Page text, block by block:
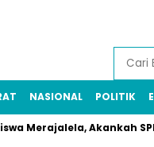
NASIONAL POLITIK
Akankah SPMB